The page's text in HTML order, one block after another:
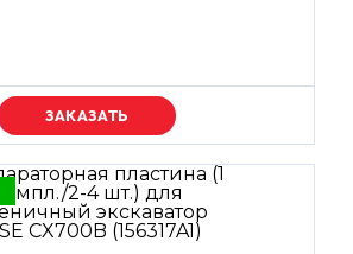
Уточняйте цену